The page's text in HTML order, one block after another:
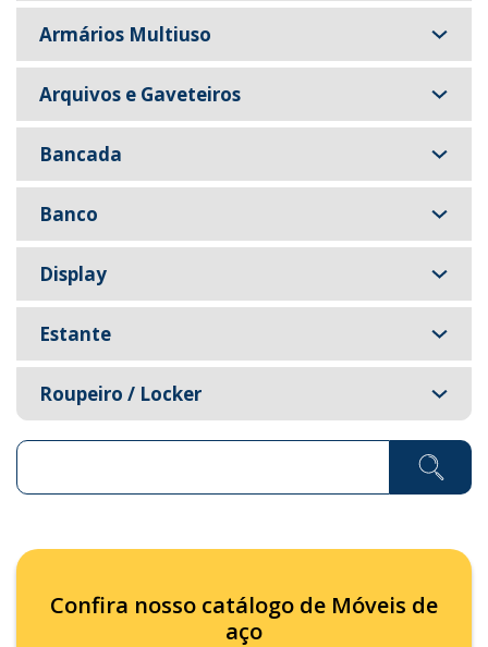
Pesquisar ...
Armários Multiuso
Arquivos e Gaveteiros
Bancada
Banco
Display
Estante
Roupeiro / Locker
Confira nosso catálogo de Móveis de
aço